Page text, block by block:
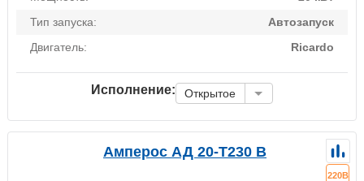
Тип запуска:
Автозапуск
Двигатель:
Ricardo
Исполнение: Открытое
Амперос АД 20-Т230 B
220В